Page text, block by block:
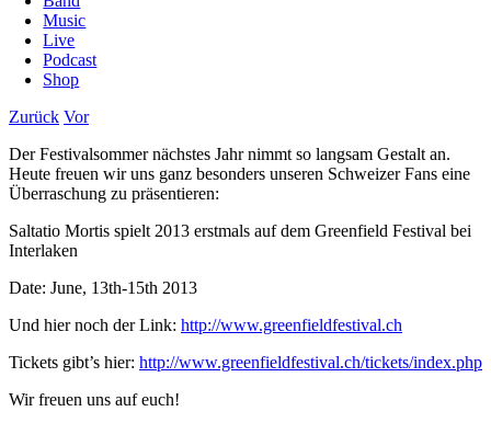
Music
Live
Podcast
Shop
Zurück Vor
Der Festivalsommer nächstes Jahr nimmt so langsam Gestalt an.
Heute freuen wir uns ganz besonders unseren Schweizer Fans eine
Überraschung zu präsentieren:
Saltatio Mortis spielt 2013 erstmals auf dem Greenfield Festival bei
Interlaken
Date: June, 13th-15th 2013
Und hier noch der Link: http://www.greenfieldfestival.ch
Tickets gibt’s hier: http://www.greenfieldfestival.ch/tickets/index.php
Wir freuen uns auf euch!